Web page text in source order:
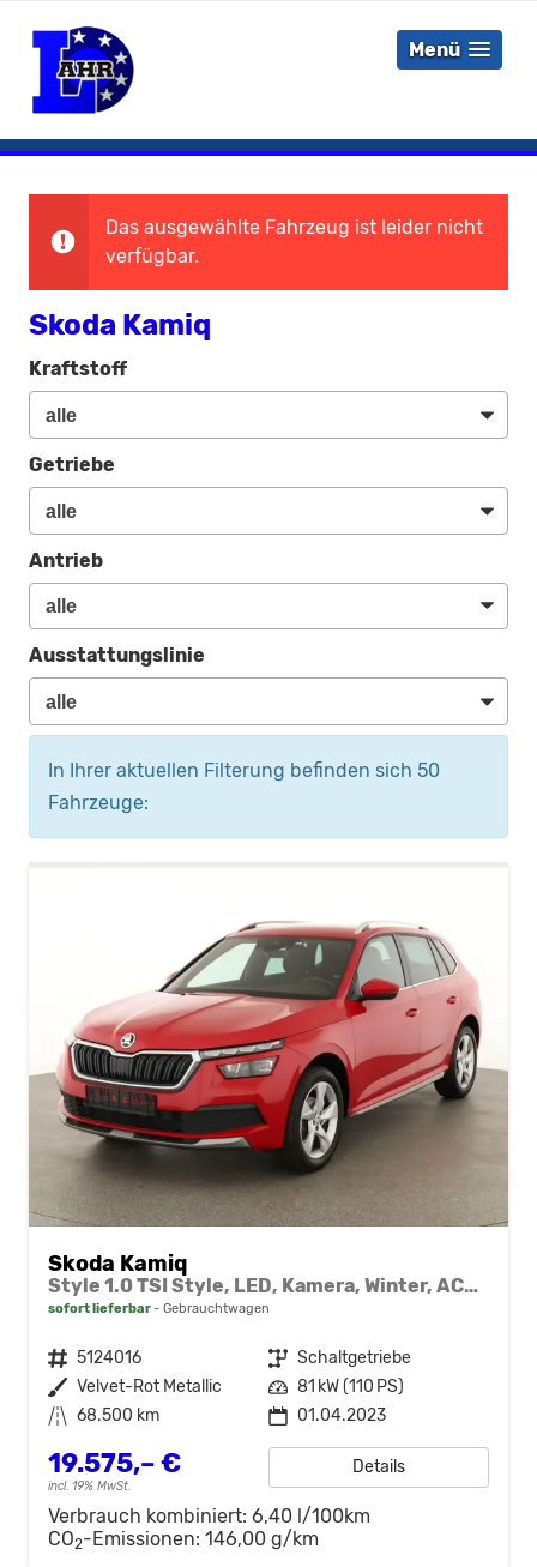
Menü
Das ausgewählte Fahrzeug ist leider nicht
verfügbar.
Skoda Kamiq
Kraftstoff
Getriebe
Antrieb
Ausstattungslinie
In Ihrer aktuellen Filterung befinden sich 50
Fahrzeuge:
Skoda Kamiq
Style 1.0 TSI Style, LED, Kamera, Winter, ACC, 17-Zoll
sofort lieferbar Gebrauchtwagen
Fahrzeugnr. 5124016 Getriebe Schaltgetriebe
Außenfarbe Velvet-Rot Metallic Leistung 81 kW (110 PS)
Kilometerstand 68.500 km 01.04.2023
19.575,– €
incl. 19% MwSt.
Details
Verbrauch kombiniert: 6,40 l/100km
CO2-Emissionen: 146,00 g/km